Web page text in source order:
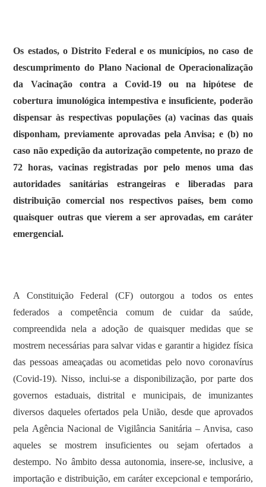
Os estados, o Distrito Federal e os municípios, no caso de
descumprimento do Plano Nacional de Operacionalização
da Vacinação contra a Covid-19 ou na hipótese de
cobertura imunológica intempestiva e insuficiente, poderão
dispensar às respectivas populações (a) vacinas das quais
disponham, previamente aprovadas pela Anvisa; e (b) no
caso não expedição da autorização competente, no prazo de
72 horas, vacinas registradas por pelo menos uma das
autoridades sanitárias estrangeiras e liberadas para
distribuição comercial nos respectivos países, bem como
quaisquer outras que vierem a ser aprovadas, em caráter
emergencial.
A Constituição Federal (CF) outorgou a todos os entes
federados a competência comum de cuidar da saúde,
compreendida nela a adoção de quaisquer medidas que se
mostrem necessárias para salvar vidas e garantir a higidez física
das pessoas ameaçadas ou acometidas pelo novo coronavírus
(Covid-19). Nisso, inclui-se a disponibilização, por parte dos
governos estaduais, distrital e municipais, de imunizantes
diversos daqueles ofertados pela União, desde que aprovados
pela Agência Nacional de Vigilância Sanitária – Anvisa, caso
aqueles se mostrem insuficientes ou sejam ofertados a
destempo. No âmbito dessa autonomia, insere-se, inclusive, a
importação e distribuição, em caráter excepcional e temporário,